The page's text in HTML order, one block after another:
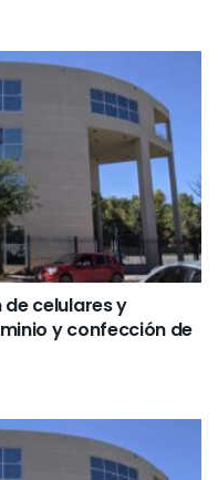
celulares y
y confección de